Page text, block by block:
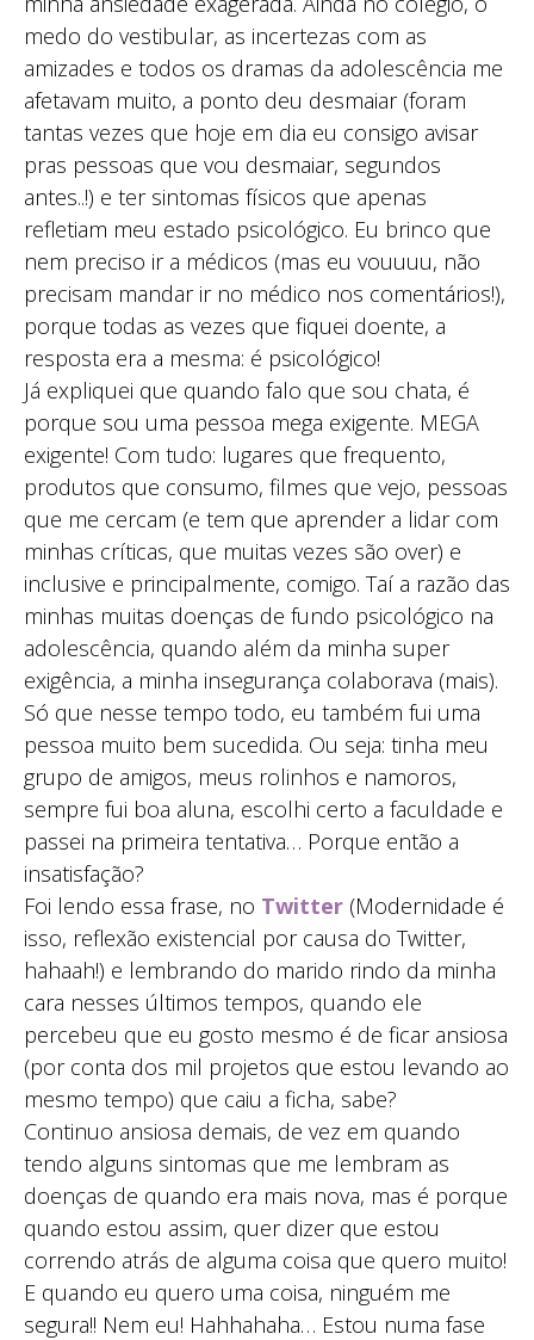
medo do vestibular, as incertezas com as
amizades e todos os dramas da adolescência me
afetavam muito, a ponto deu desmaiar (foram
tantas vezes que hoje em dia eu consigo avisar
pras pessoas que vou desmaiar, segundos
antes..!) e ter sintomas físicos que apenas
refletiam meu estado psicológico. Eu brinco que
nem preciso ir a médicos (mas eu vouuuu, não
precisam mandar ir no médico nos comentários!),
porque todas as vezes que fiquei doente, a
resposta era a mesma: é psicológico!
Já expliquei que quando falo que sou chata, é
porque sou uma pessoa mega exigente. MEGA
exigente! Com tudo: lugares que frequento,
produtos que consumo, filmes que vejo, pessoas
que me cercam (e tem que aprender a lidar com
minhas críticas, que muitas vezes são over) e
inclusive e principalmente, comigo. Taí a razão das
minhas muitas doenças de fundo psicológico na
adolescência, quando além da minha super
exigência, a minha insegurança colaborava (mais).
Só que nesse tempo todo, eu também fui uma
pessoa muito bem sucedida. Ou seja: tinha meu
grupo de amigos, meus rolinhos e namoros,
sempre fui boa aluna, escolhi certo a faculdade e
passei na primeira tentativa… Porque então a
insatisfação?
Foi lendo essa frase, no Twitter (Modernidade é
isso, reflexão existencial por causa do Twitter,
hahaah!) e lembrando do marido rindo da minha
cara nesses últimos tempos, quando ele
percebeu que eu gosto mesmo é de ficar ansiosa
(por conta dos mil projetos que estou levando ao
mesmo tempo) que caiu a ficha, sabe?
Continuo ansiosa demais, de vez em quando
tendo alguns sintomas que me lembram as
doenças de quando era mais nova, mas é porque
quando estou assim, quer dizer que estou
correndo atrás de alguma coisa que quero muito!
E quando eu quero uma coisa, ninguém me
segura!! Nem eu! Hahhahaha… Estou numa fase